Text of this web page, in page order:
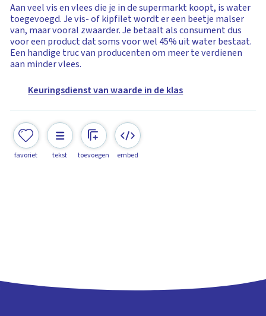
Aan veel vis en vlees die je in de supermarkt koopt, is water
toegevoegd. Je vis- of kipfilet wordt er een beetje malser
van, maar vooral zwaarder. Je betaalt als consument dus
voor een product dat soms voor wel 45% uit water bestaat.
Een handige truc van producenten om meer te verdienen
aan minder vlees.
Keuringsdienst van waarde in de klas
favoriet tekst toevoegen embed